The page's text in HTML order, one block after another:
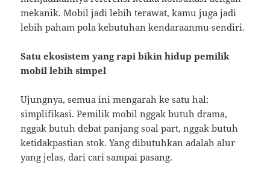
mekanik. Mobil jadi lebih terawat, kamu juga jadi
lebih paham pola kebutuhan kendaraanmu sendiri.
Satu ekosistem yang rapi bikin hidup pemilik
mobil lebih simpel
Ujungnya, semua ini mengarah ke satu hal:
simplifikasi. Pemilik mobil nggak butuh drama,
nggak butuh debat panjang soal part, nggak butuh
ketidakpastian stok. Yang dibutuhkan adalah alur
yang jelas, dari cari sampai pasang.